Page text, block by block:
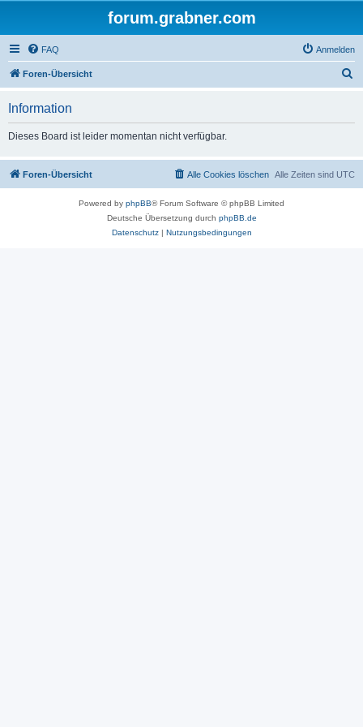
forum.grabner.com
FAQ Anmelden
Foren-Übersicht
Information
Dieses Board ist leider momentan nicht verfügbar.
Foren-Übersicht Alle Zeiten sind UTC
Alle Cookies löschen
Powered by phpBB® Forum Software © phpBB Limited
Deutsche Übersetzung durch phpBB.de
Datenschutz| Nutzungsbedingungen